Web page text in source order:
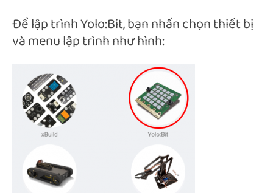
Để lập trình Yolo:Bit, bạn nhấn chọn thiết bị
và menu lập trình như hình: